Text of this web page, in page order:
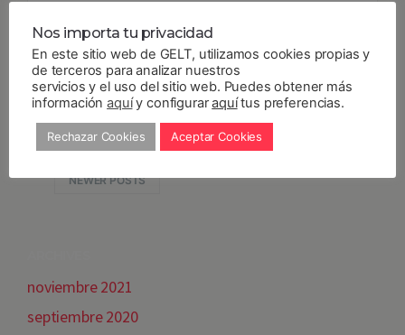
Read more
15MAR 2018 ByGelt Noticias,Utilización
NEWER POSTS
noviembre 2021
septiembre 2020
Nos importa tu privacidad
En este sitio web de GELT, utilizamos cookies propias y
de terceros para analizar nuestros
servicios y el uso del sitio web. Puedes obtener más
informaciónaquíy configuraraquítus preferencias.
Rechazar Cookies Aceptar Cookies